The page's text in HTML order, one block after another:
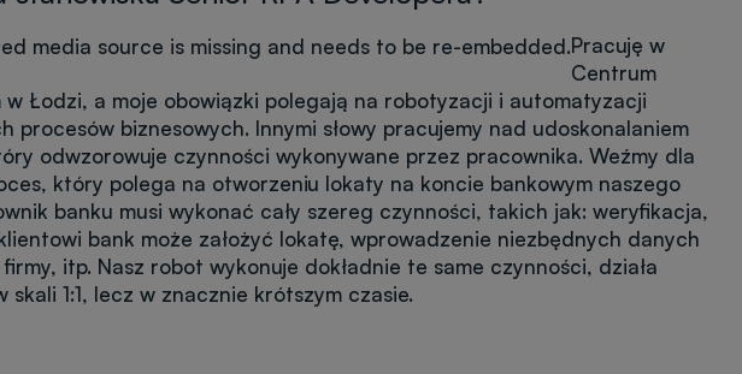
media source is missing and needs to be re-embedded.Pracuję w
Centrum
w Łodzi, a moje obowiązki polegają na robotyzacji i automatyzacji
procesów biznesowych. Innymi słowy pracujemy nad udoskonalaniem
odwzorowuje czynności wykonywane przez pracownika. Weźmy dla
który polega na otworzeniu lokaty na koncie bankowym naszego
banku musi wykonać cały szereg czynności, takich jak: weryfikacja,
bank może założyć lokatę, wprowadzenie niezbędnych danych
itp. Nasz robot wykonuje dokładnie te same czynności, działa
skali 1:1, lecz w znacznie krótszym czasie.